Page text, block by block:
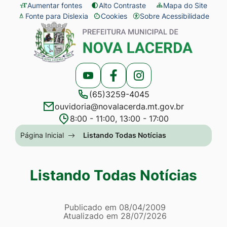
Seção
de
atalhos
acessibilidade
Ir
para
conteúdo
menu
[alt+2]
para
Aumentar fontes Alto Contraste
Mapa do Site
Fonte para Dislexia
Cookies
Abrir
preferências
de
cookies
Sobre Acessibilidade
Seção
menu
Acessar
a
Rede
Social
Acessar
a
Rede
Social
Acessar
a
Rede
Social
(65)3259-4045
ouvidoria@novalacerda.mt.gov.br
8:00 - 11:00, 13:00 - 17:00
Seção
do
principal
Página Inicial Listando Todas Notícias
Listando Todas Notícias
Página Listando Todas
Informações
Publicado em 08/04/2009
Atualizado em 28/07/2026